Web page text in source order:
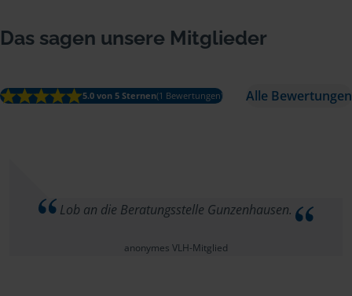
Das sagen unsere Mitglieder
5.0 von 5 Sternen(1 Bewertungen) Alle Bewertungen
Lob an die Beratungsstelle Gunzenhausen.
anonymes VLH-Mitglied